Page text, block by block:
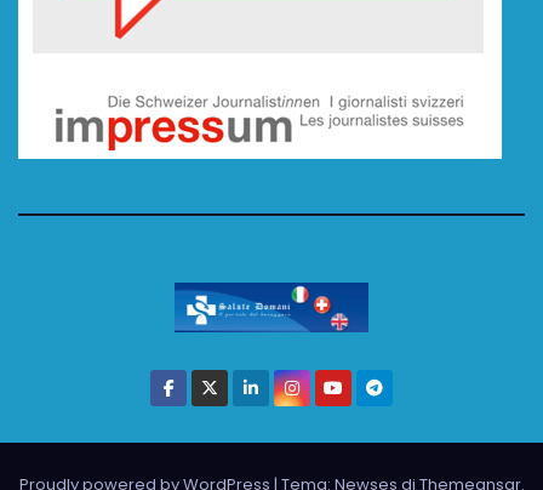
Proudly powered by WordPress | Tema: Newses di Themeansar.